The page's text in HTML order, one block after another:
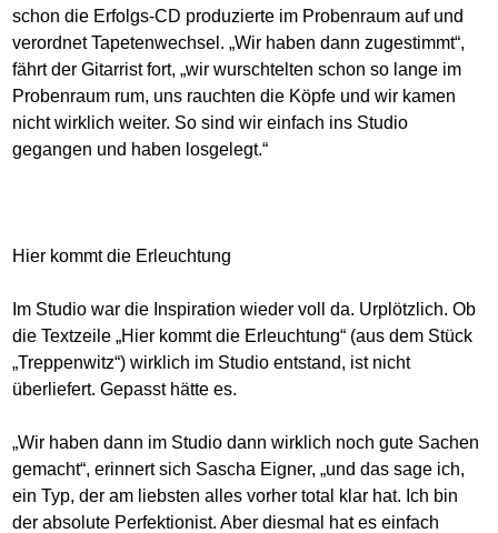
schon die Erfolgs-CD produzierte im Probenraum auf und
verordnet Tapetenwechsel. „Wir haben dann zugestimmt“,
fährt der Gitarrist fort, „wir wurschtelten schon so lange im
Probenraum rum, uns rauchten die Köpfe und wir kamen
nicht wirklich weiter. So sind wir einfach ins Studio
gegangen und haben losgelegt.“
Hier kommt die Erleuchtung
Im Studio war die Inspiration wieder voll da. Urplötzlich. Ob
die Textzeile „Hier kommt die Erleuchtung“ (aus dem Stück
„Treppenwitz“) wirklich im Studio entstand, ist nicht
überliefert. Gepasst hätte es.
„Wir haben dann im Studio dann wirklich noch gute Sachen
gemacht“, erinnert sich Sascha Eigner, „und das sage ich,
ein Typ, der am liebsten alles vorher total klar hat. Ich bin
der absolute Perfektionist. Aber diesmal hat es einfach